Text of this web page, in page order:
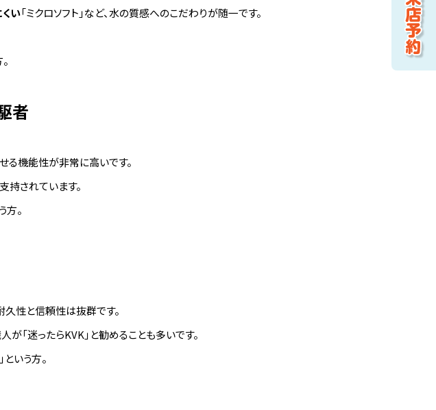
い「ミクロソフト」など、水の質感へのこだわりが随一です。
者
る機能性が非常に高いです。
持されています。
方。
久性と信頼性は抜群です。
が「迷ったらKVK」と勧めることも多いです。
いう方。